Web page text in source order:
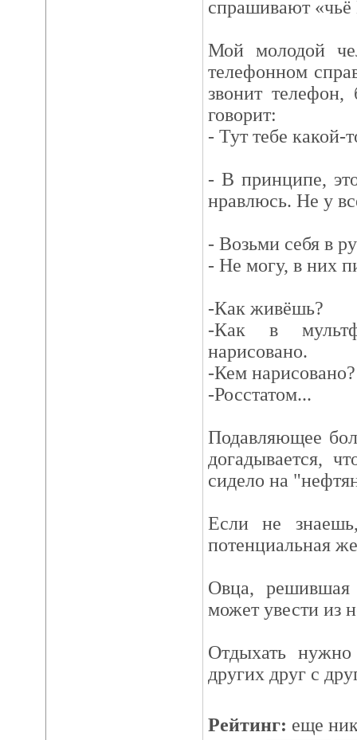
спрашивают «чьё
Мой молодой
телефонном
звонит
говорит:
- Тут тебе какой-
- В принципе,
нравлюсь. Не у
- Возьми себя в
- Не могу, в них
-Как живёшь?
-Как в
нарисовано.
-Кем нарисовано?
-Росстатом...
Подавляющее
догадывается,
сидело на
Если не
потенциальная
Овца,
может увести из
Отдыхать
других друг с
Рейтинг: еще